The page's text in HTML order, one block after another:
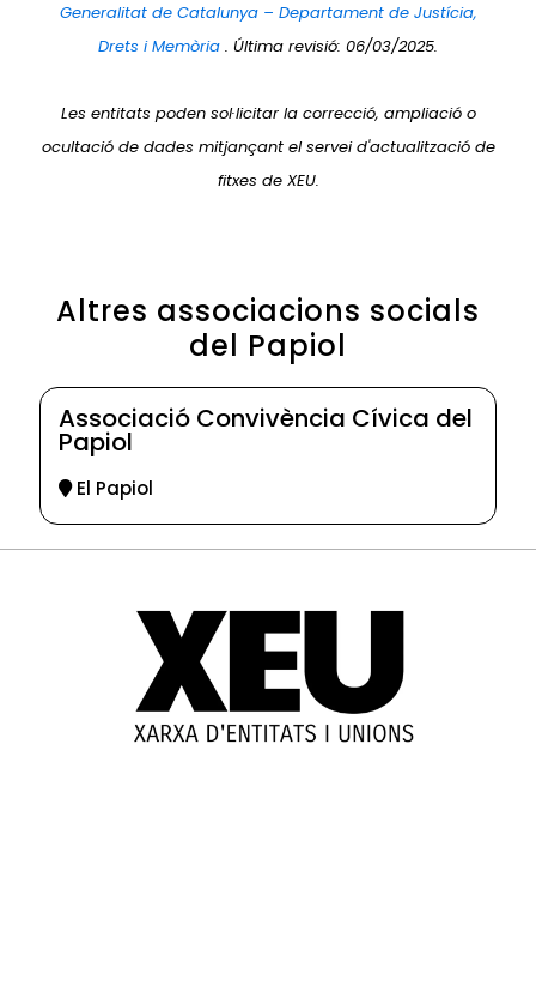
Generalitat de Catalunya – Departament de Justícia,
Drets i Memòria . Última revisió: 06/03/2025.
Les entitats poden sol·licitar la correcció, ampliació o
ocultació de dades mitjançant el servei d'actualització de
fitxes de XEU.
Altres associacions socials
del Papiol
Associació Convivència Cívica del
Papiol
El Papiol